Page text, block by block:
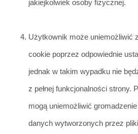
jakiejkolwiek osoby fizycznej.
Użytkownik może uniemożliwić
cookie poprzez odpowiednie
jednak w takimwypadku nie
z pełnej funkcjonalności strony.
mogą uniemożliwić
danych wytworzonych przez